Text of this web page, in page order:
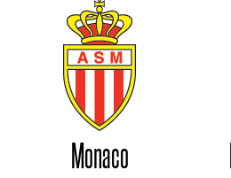
Monaco